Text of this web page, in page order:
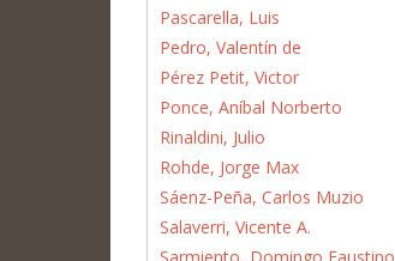
Pascarella, Luis
Pedro, Valentín de
Pérez Petit, Victor
Ponce, Aníbal Norberto
Rinaldini, Julio
Rohde, Jorge Max
Sáenz-Peña, Carlos Muzio
Salaverri, Vicente A.
Sarmiento, Domingo Faustino